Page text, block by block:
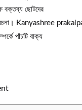
বক্তব্য ছোটদের
রচনা। Kanyashree
পাঁচটি বাক্য